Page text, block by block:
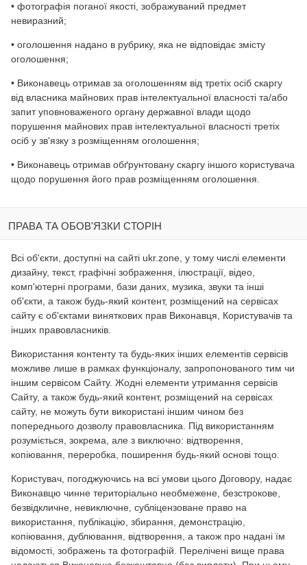
• фотографія поганої якості, зображуваний предмет
невиразний;
• оголошення надано в рубрику, яка не відповідає змісту
оголошення;
• Виконавець отримав за оголошенням від третіх осіб скаргу
від власника майнових прав інтелектуальної власності та/або
запит уповноваженого органу державної влади щодо
порушення майнових прав інтелектуальної власності третіх
осіб у зв'язку з розміщенням оголошення;
• Виконавець отримав обґрунтовану скаргу іншого користувача
щодо порушення його прав розміщенням оголошення.
ПРАВА ТА ОБОВ'ЯЗКИ СТОРІН
Всі об'єкти, доступні на сайті ukr.zone, у тому числі елементи
дизайну, текст, графічні зображення, ілюстрації, відео,
комп'ютерні програми, бази даних, музика, звуки та інші
об'єкти, а також будь-який контент, розміщений на сервісах
сайту є об'єктами виняткових прав Виконавця, Користувачів та
інших правовласників.
Використання контенту та будь-яких інших елементів сервісів
можливе лише в рамках функціоналу, запропонованого тим чи
іншим сервісом Сайту. Жодні елементи утримання сервісів
Сайту, а також будь-який контент, розміщений на сервісах
сайту, не можуть бути використані іншим чином без
попереднього дозволу правовласника. Під використанням
розуміється, зокрема, але з виключно: відтворення,
копіювання, переробка, поширення будь-який основі тощо.
Користувач, погоджуючись на всі умови цього Договору, надає
Виконавцю чинне територіально необмежене, безстрокове,
безвідкличне, невиключне, субліцензоване право на
використання, публікацію, збирання, демонстрацію,
копіювання, дублювання, відтворення, а також про надані їм
відомості, зображень та фотографій. Перелічені вище права